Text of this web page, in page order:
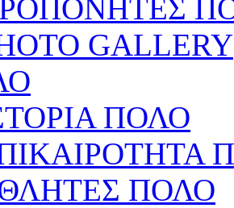
GALLERY
ΠΟΛΟ
ΠΟΛΟ